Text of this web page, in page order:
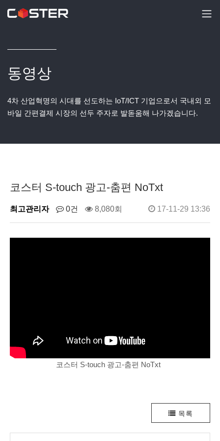
동영상
4차 산업혁명의 시대를 선도하는 IoT/ICT 기업으로서 국내외 모
바일 간편결제 시장의 선두 주자로 발돋움해 나가겠습니다.
코스터 S-touch 광고-춤편 NoTxt
최고관리자 0건 8,080회 17-11-29 13:36
코스터 S-touch 광고-춤편 NoTxt
목록